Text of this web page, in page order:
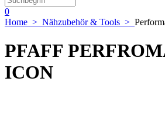
0
Home > Nähzubehör & Tools >
PFAFF
ICON